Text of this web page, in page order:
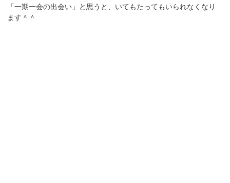
「一期一会の出会い」と思うと、いてもたってもいられなくなり
ます＾＾